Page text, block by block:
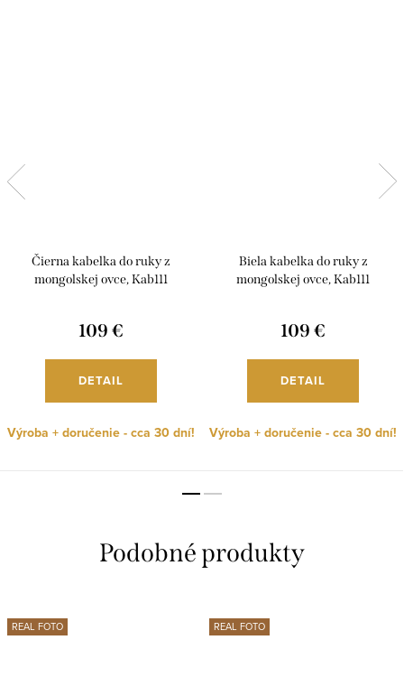
Čierna kabelka do ruky z
mongolskej ovce, Kab111
109 €
DETAIL
Výroba + doručenie - cca 30 dní!
Biela kabelka do ruky z
mongolskej ovce, Kab111
109 €
DETAIL
Výroba + doručenie - cca 30 dní!
REAL FOTO REAL FOTO